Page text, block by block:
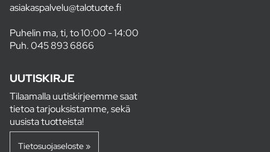
asiakaspalvelu@talotuote.fi
Puhelin ma, ti, to 10:00 - 14:00
Puh.045 893 6866
UUTISKIRJE
Tilaamalla uutiskirjeemme saat
tietoa tarjouksistamme, sekä
uusista tuotteista!
Tietosuojaseloste »